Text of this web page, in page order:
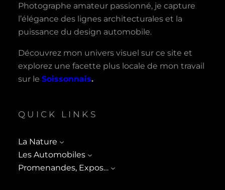
Photographe amateur passionné, je capture
l’élégance des lignes architecturales et la
puissance du design automobile.
Découvrez mon univers visuel sur ce site et
explorez une facette plus locale de mon travail
sur le Soissonnais.
QUICK LINKS
La Nature
Les Automobiles
Promenandes, Expos…